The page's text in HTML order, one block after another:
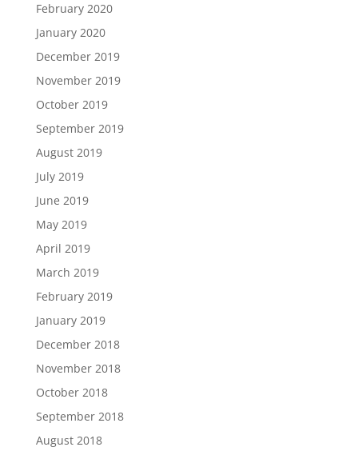
February 2020
January 2020
December 2019
November 2019
October 2019
September 2019
August 2019
July 2019
June 2019
May 2019
April 2019
March 2019
February 2019
January 2019
December 2018
November 2018
October 2018
September 2018
August 2018